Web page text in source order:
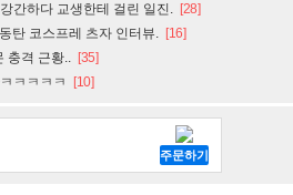
간하다 교생한테 걸린 일진. [28]
탄 코스프레 츠자 인터뷰. [16]
충격 근황.. [35]
ㅋㅋㅋㅋ [10]